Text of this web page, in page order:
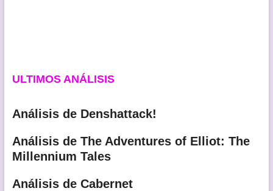
ULTIMOS ANÁLISIS
Análisis de Denshattack!
Análisis de The Adventures of Elliot: The
Millennium Tales
Análisis de Cabernet